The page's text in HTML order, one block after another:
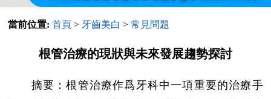
當前位置: 首頁 > 牙齒美白 >常見問題
根管治療的現狀與未來發展趨勢探討
摘要：根管治療作爲牙科中一項重要的治療手